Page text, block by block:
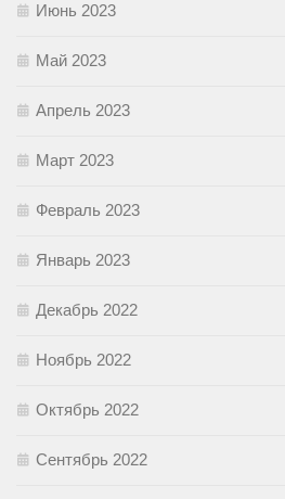
Июнь 2023
Май 2023
Апрель 2023
Март 2023
Февраль 2023
Январь 2023
Декабрь 2022
Ноябрь 2022
Октябрь 2022
Сентябрь 2022